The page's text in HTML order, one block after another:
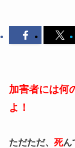
加害者には何
よ！
ただただ、 死ん